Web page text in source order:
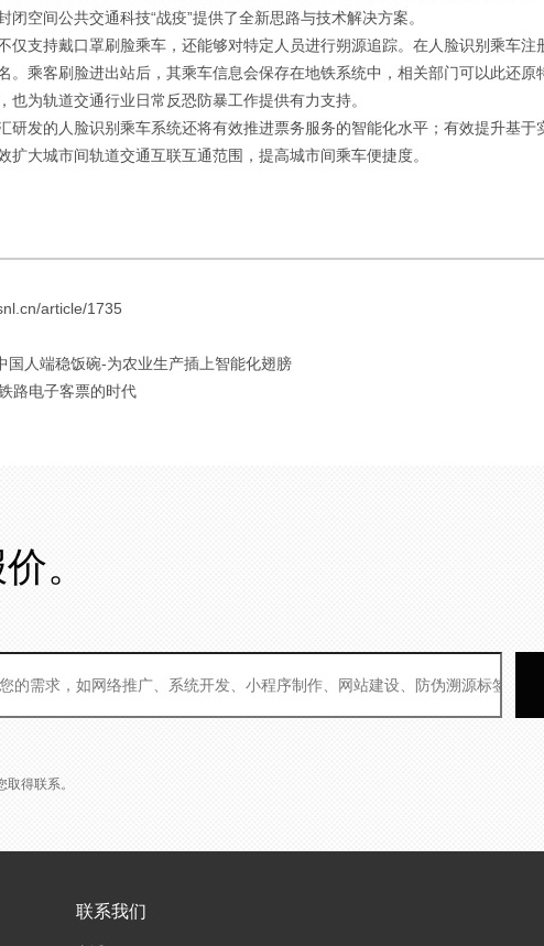
闭空间公共交通科技“战疫”提供了全新思路与技术解决方案。
仅支持戴口罩刷脸乘车，还能够对特定人员进行朔源追踪。在人脸识别乘车注
。乘客刷脸进出站后，其乘车信息会保存在地铁系统中，相关部门可以此还
也为轨道交通行业日常反恐防暴工作提供有力支持。
研发的人脸识别乘车系统还将有效推进票务服务的智能化水平；有效提升基
扩大城市间轨道交通互联互通范围，提高城市间乘车便捷度。
article/1735
国人端稳饭碗-为农业生产插上智能化翅膀
路电子客票的时代
。
得联系。
联系我们